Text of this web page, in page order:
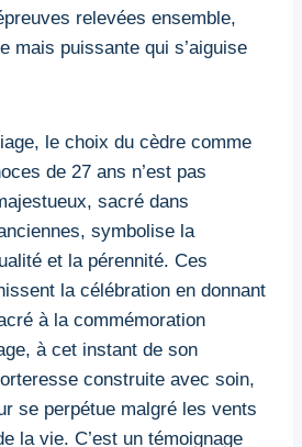
relevées ensemble,
mais puissante qui s’aiguise
le choix du cèdre comme
de 27 ans n’est pas
sacré dans
symbolise la
et la pérennité. Ces
la célébration en donnant
à la commémoration
à cet instant de son
construite avec soin,
se perpétue malgré les vents
la vie. C’est un témoignage